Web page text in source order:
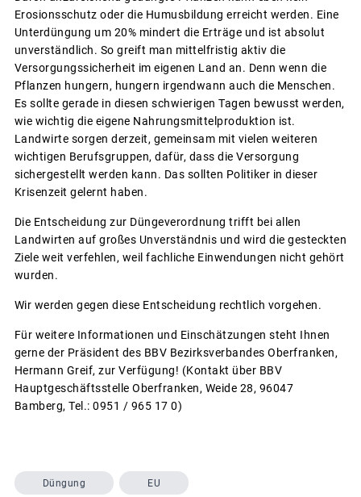
Erosionsschutz oder die Humusbildung erreicht werden. Eine
Unterdüngung um 20% mindert die Erträge und ist absolut
unverständlich. So greift man mittelfristig aktiv die
Versorgungssicherheit im eigenen Land an. Denn wenn die
Pflanzen hungern, hungern irgendwann auch die Menschen.
Es sollte gerade in diesen schwierigen Tagen bewusst werden,
wie wichtig die eigene Nahrungsmittelproduktion ist.
Landwirte sorgen derzeit, gemeinsam mit vielen weiteren
wichtigen Berufsgruppen, dafür, dass die Versorgung
sichergestellt werden kann. Das sollten Politiker in dieser
Krisenzeit gelernt haben.
Die Entscheidung zur Düngeverordnung trifft bei allen
Landwirten auf großes Unverständnis und wird die gesteckten
Ziele weit verfehlen, weil fachliche Einwendungen nicht gehört
wurden.
Wir werden gegen diese Entscheidung rechtlich vorgehen.
Für weitere Informationen und Einschätzungen steht Ihnen
gerne der Präsident des BBV Bezirksverbandes Oberfranken,
Hermann Greif, zur Verfügung! (Kontakt über BBV
Hauptgeschäftsstelle Oberfranken, Weide 28, 96047
Bamberg, Tel.: 0951 / 965 17 0)
Düngung EU